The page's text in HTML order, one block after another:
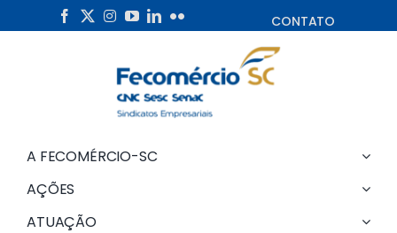
to
CONTATO
A FECOMÉRCIO-SC
AÇÕES
ATUAÇÃO